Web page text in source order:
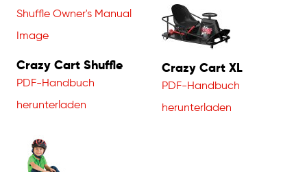
Crazy Cart Shuffle
PDF-Handbuch
herunterladen
Crazy Cart XL
PDF-Handbuch
herunterladen